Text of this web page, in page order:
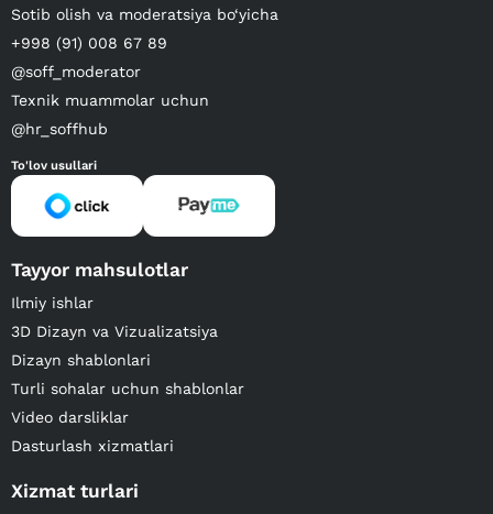
Sotib olish va moderatsiya bo‘yicha
+998 (91) 008 67 89
@soff_moderator
Texnik muammolar uchun
@hr_soffhub
To'lov usullari
Tayyor mahsulotlar
Ilmiy ishlar
3D Dizayn va Vizualizatsiya
Dizayn shablonlari
Turli sohalar uchun shablonlar
Video darsliklar
Dasturlash xizmatlari
Xizmat turlari